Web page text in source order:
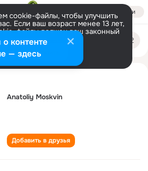
Войти
cookie-файлы, чтобы улучшить
Если ваш возраст менее 13 лет,
файлы должен ваш законный
Больше информации
Настроить
Anatoliy Moskvin
Добавить в друзья
контенте
— здесь